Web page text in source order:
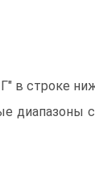
в строке
диапазоны